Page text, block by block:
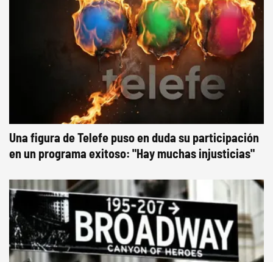
Una figura de Telefe puso en duda su participación
en un programa exitoso: "Hay muchas injusticias"